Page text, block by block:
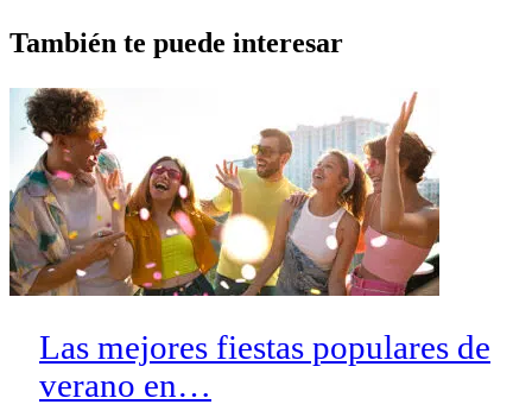
También te puede interesar
Las mejores fiestas populares de
verano en…